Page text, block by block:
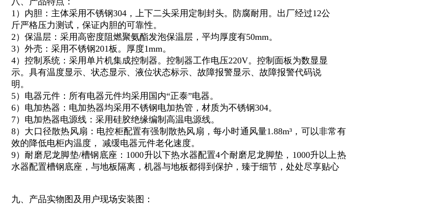
1）内胆：主体采用不锈钢304，上下二头采用定制封头。防腐耐用。出厂经过12公
斤严格压力测试，保证内胆的可靠性。
2）保温层：采用高密度阻燃聚氨酯发泡保温层，平均厚度有50mm。
3）外壳：采用不锈钢201板。厚度1mm。
4）控制系统：采用单片机集成控制器。控制器工作电压220V。控制面板为数显显
示。具有温度显示、状态显示、液位状态标示、故障报警显示、故障报警代码说
明。
5）电器元件：所有电器元件均采用国内“正泰”电器。
6）电加热器：电加热器均采用不锈钢电加热管，材质为不锈钢304。
7）电加热器电源线：采用硅胶绝缘编制高温电源线。
8）大口径散热风扇：电控柜配置有强制散热风扇，每小时通风量1.88m³，可以非常有
效的降低电柜内温度， 减缓电器元件老化速度。
9）耐磨尼龙脚垫/槽钢底座：1000升以下热水器配置4个耐磨尼龙脚垫，1000升以上热
水器配置槽钢底座，与地板隔离，机器与地板都得到保护，臻于细节，处处尽享贴心
九、产品实物图及用户现场安装图：